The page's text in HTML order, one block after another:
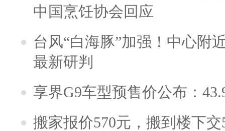
中国烹饪协会回应
台风“白海豚”加强！中心附
最新研判
享界G9车型预售价公布：
搬家报价570元，搬到楼下